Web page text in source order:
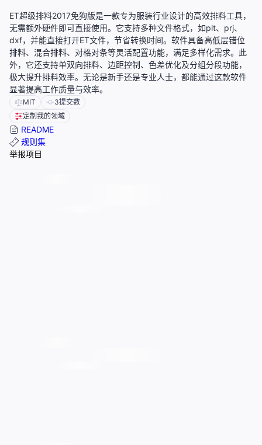
ET超级排料2017免狗版是一款专为服装行业设计的高效排料工具，
无需额外硬件即可直接使用。它支持多种文件格式，如plt、prj、
dxf，并能直接打开ET文件，节省转换时间。软件具备高低层错位
排料、混合排料、对格对条等灵活配置功能，满足多样化需求。此
外，它还支持单双向排料、边距控制、色差优化及分组分段功能，
极大提升排料效率。无论是新手还是专业人士，都能通过这款软件
显著提高工作质量与效率。
MIT 3提交数
定制我的领域
README
规则集
举报项目